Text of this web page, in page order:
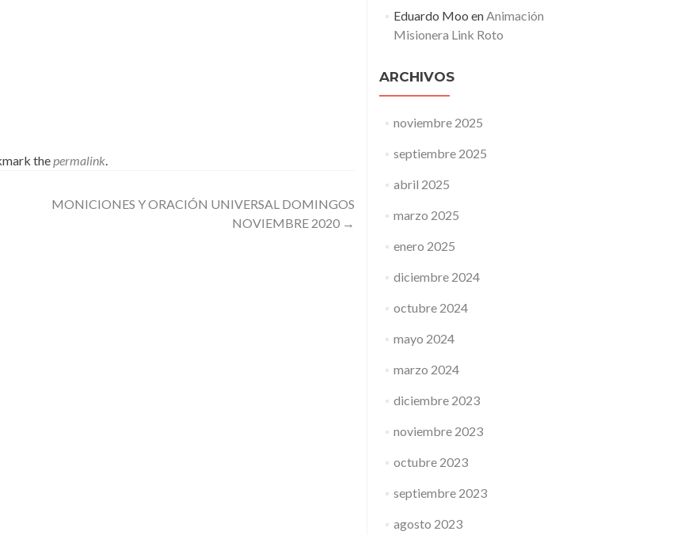
thepermalink.
MONICIONES Y ORACIÓN UNIVERSAL DOMINGOS
NOVIEMBRE 2020 →
Eduardo Moo enAnimación
Misionera Link Roto
ARCHIVOS
noviembre 2025
septiembre 2025
abril 2025
marzo 2025
enero 2025
diciembre 2024
octubre 2024
mayo 2024
marzo 2024
diciembre 2023
noviembre 2023
octubre 2023
septiembre 2023
agosto 2023